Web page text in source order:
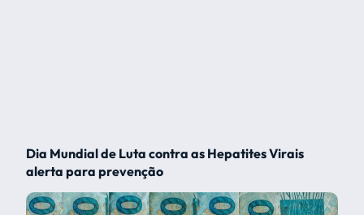
Dia Mundial de Luta contra as Hepatites Virais
alerta para prevenção